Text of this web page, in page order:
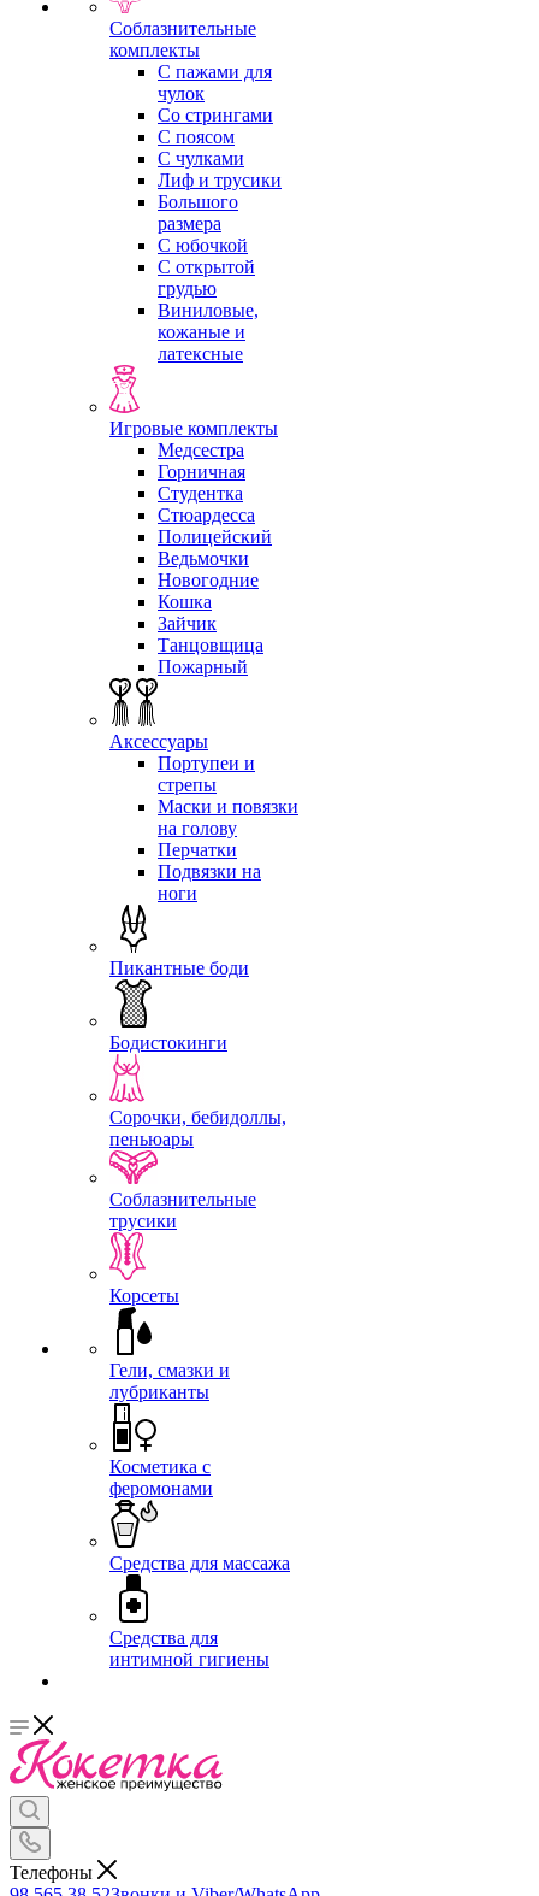
Соблазнительные
комплекты
С пажами для
чулок
Со стрингами
С поясом
С чулками
Лиф и трусики
Большого
размера
С юбочкой
С открытой
грудью
Виниловые,
кожаные и
латексные
Игровые комплекты
Медсестра
Горничная
Студентка
Стюардесса
Полицейский
Ведьмочки
Новогодние
Кошка
Зайчик
Танцовщица
Пожарный
Аксессуары
Портупеи и
стрепы
Маски и повязки
на голову
Перчатки
Подвязки на
ноги
Пикантные боди
Бодистокинги
Сорочки, бебидоллы,
пеньюары
Соблазнительные
трусики
Корсеты
Гели, смазки и
лубриканты
Косметика с
феромонами
Средства для массажа
Средства для
интимной гигиены
Телефоны